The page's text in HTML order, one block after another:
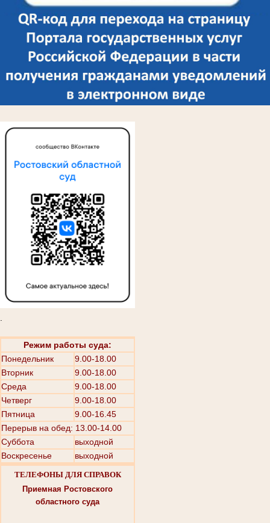
.
Режим работы суда:
Понедельник
9.00-18.00
Вторник
9.00-18.00
Среда
9.00-18.00
Четверг
9.00-18.00
Пятница
9.00-16.45
Перерыв на обед: 13.00-14.00
Суббота
выходной
Воскресенье
выходной
ТЕЛЕФОНЫ ДЛЯ СПРАВОК
Приемная Ростовского
областного суда